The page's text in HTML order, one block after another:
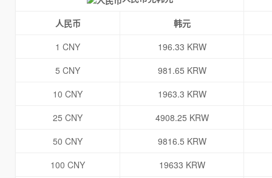
人民币
韩元
1 CNY
196.33 KRW
5 CNY
981.65 KRW
10 CNY
1963.3 KRW
25 CNY
4908.25 KRW
50 CNY
9816.5 KRW
100 CNY
19633 KRW